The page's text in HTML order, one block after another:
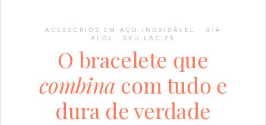
ACESSÓRIOS EM AÇO INOXIDÁVEL · BIA
ALOI · SKU LBC 25
O bracelete que
combina com tudo e
dura de verdade